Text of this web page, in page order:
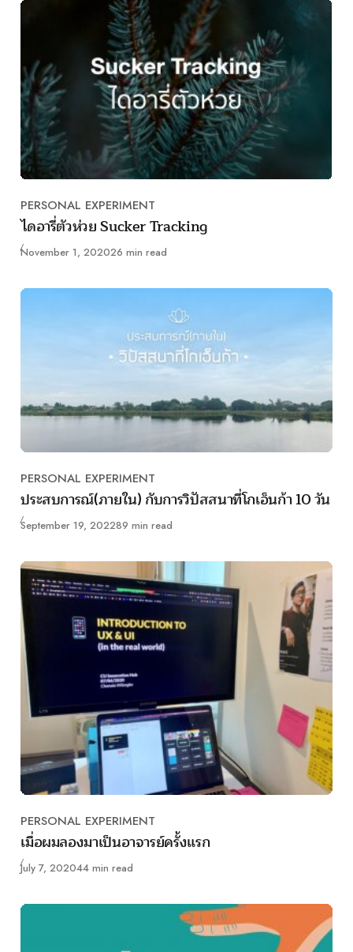
Category
PERSONAL EXPERIMENT
ไดอารี่ตัวห่วย Sucker Tracking
Published
November 1, 202026 min read
Category
PERSONAL EXPERIMENT
ประสบการณ์(ภายใน) กับการวิปัสสนาที่โกเอ็นก้า 10 วัน
Published
September 19, 202289 min read
Category
PERSONAL EXPERIMENT
เมื่อผมลองมาเป็นอาจารย์ครั้งแรก
Published
July 7, 202044 min read